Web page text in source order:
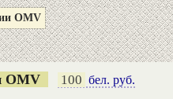
OMV
OMV 100 бел. руб.